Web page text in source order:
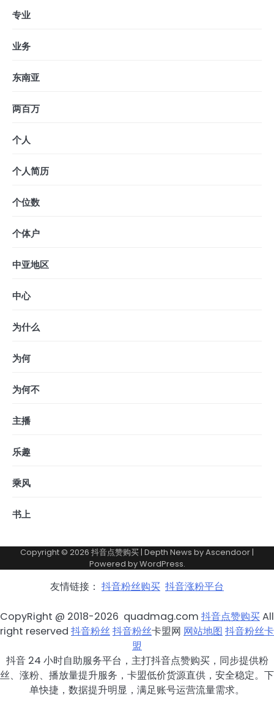
专业
业务
东南亚
两百万
个人
个人简历
个位数
个体户
中亚地区
中心
为什么
为何
为何不
主播
乐趣
乘风
书上
Copyright © 2026 抖音点赞购买 | Depth News byAscendoor |
Powered byWordPress.
友情链接： 抖音粉丝购买 抖音涨粉平台
CopyRight @ 2018-2026 quadmag.com 抖音点赞购买All
right reserved 抖音粉丝 抖音粉丝卡盟网 网站地图 抖音粉丝卡
盟
抖音 24 小时自助服务平台，主打抖音点赞购买，同步提供粉
丝、涨粉、播放量提升服务，卡盟低价货源直供，安全稳定。下
单快捷，数据提升明显，满足账号运营流量需求。